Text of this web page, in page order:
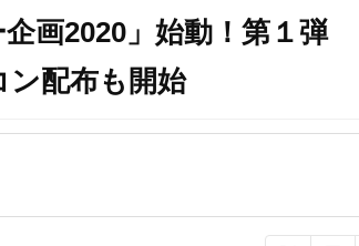
画2020」始動！第１弾
ン配布も開始